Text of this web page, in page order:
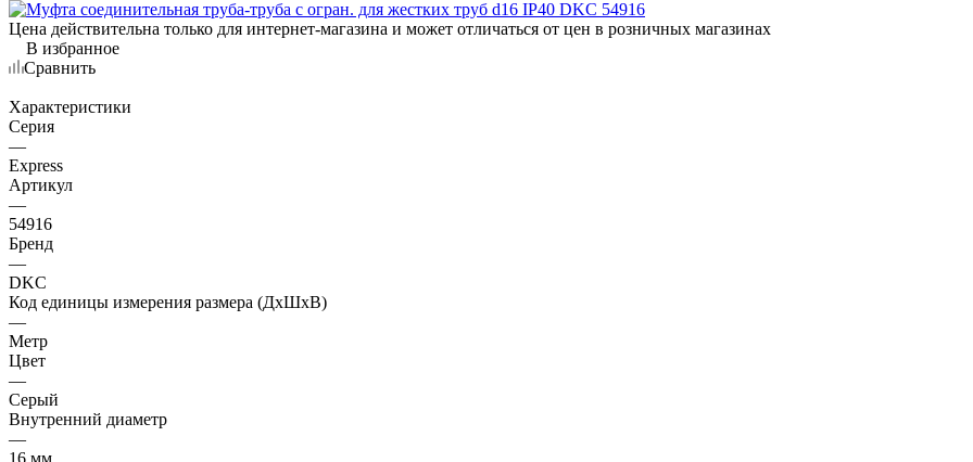
Цена действительна только для интернет-магазина и может отличаться от цен в розничных магазинах
В избранное
Сравнить
Характеристики
Серия
—
Express
Артикул
—
54916
Бренд
—
DKC
Код единицы измерения размера (ДхШхВ)
—
Метр
Цвет
—
Серый
Внутренний диаметр
—
16 мм